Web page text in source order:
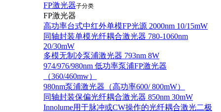
FP激光器子分类
FP激光器
高功率台式中红外单模FP光源 2000nm 10/15mW
同轴封装单模光纤耦合激光器 780-1060nm
20/30mW
多模无制冷泵浦激光器 793nm 8W
974/976/980nm 低功率泵浦FP激光器
（360/460mw）
980nm泵浦激光器（高功率600/ 800mW）
同轴封装保偏光纤耦合激光器 850nm 30mW
Innolume用于脉冲或CW操作的光纤耦合激光二极